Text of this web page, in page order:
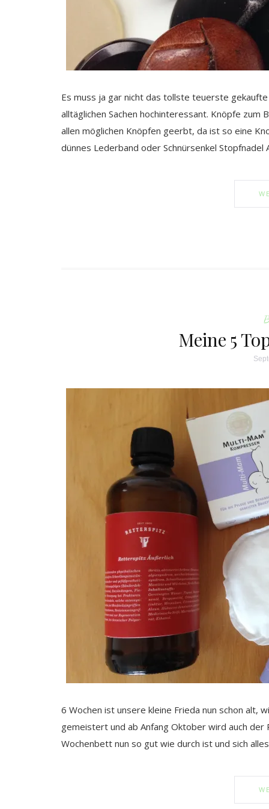
Es muss ja gar nicht das tollste teuerste
alltäglichen Sachen hochinteressant. Knöpfe zum
allen möglichen Knöpfen geerbt, da ist so eine
dünnes Lederband oder Schnürsenkel
Meine 5
6 Wochen ist unsere kleine Frieda nun schon alt,
gemeistert und ab Anfang Oktober wird auch der
Wochenbett nun so gut wie durch ist und sich